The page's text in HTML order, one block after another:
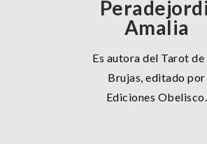
Amalia
Es autora del Tarot de
Brujas, editado por
Ediciones Obelisco.